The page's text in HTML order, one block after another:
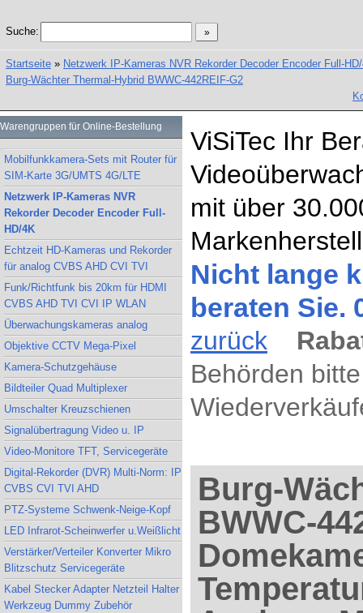
Suche:
Startseite » Netzwerk IP-Kameras NVR Rekorder Decoder Encoder Full-
Burg-Wächter Thermal-Hybrid BWWC-442REIF-G2
Warengruppen für Online-Bestellung
Mobilfunkkamera-Sets mit Router für
SIM-Karte 3G/UMTS 4G/LTE
Netzwerk IP-Kameras NVR
Rekorder Decoder Encoder Full-
HD/4K
Echtzeit HD-Kameras und Rekorder
für analog CVBS AHD CVI TVI
Funk/Richtfunk bis 20km für HDMI
CVBS AHD TVI CVI IP WLAN
Überwachungskameras analog
Objektive CCTV Mega-Pixel
Kamera-Schutzgehäuse
Bildteiler Quad Multiplexer
Umschalter Kreuzschienen
Signalübertragung Video u. IP
Video-Monitore TFT, Servicegeräte
Digital-Rekorder (DVR) Multi-Norm: IP
CVBS CVI TVI AHD
PTZ-Systeme Schwenk-Neige-Kopf
LED Infrarot-Scheinwerfer u.Weißlicht
Verstärker/Verteiler Konverter Mikro
Blitzschutz Servicegeräte
Kabel Stecker Adapter Netzteil Halter
Werkzeug Dummy Zubehör
ViSiTec Ihr
mit über
Nicht lange
beraten Sie.
zurück
Behörden
Burg-
BWWC-